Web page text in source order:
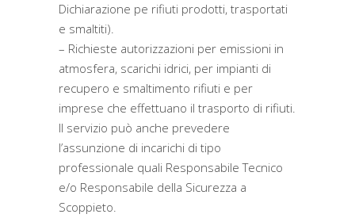
Dichiarazione pe rifiuti prodotti, trasportati
e smaltiti).
– Richieste autorizzazioni per emissioni in
atmosfera, scarichi idrici, per impianti di
recupero e smaltimento rifiuti e per
imprese che effettuano il trasporto di rifiuti.
Il servizio può anche prevedere
l’assunzione di incarichi di tipo
professionale quali Responsabile Tecnico
e/o Responsabile della Sicurezza a
Scoppieto.